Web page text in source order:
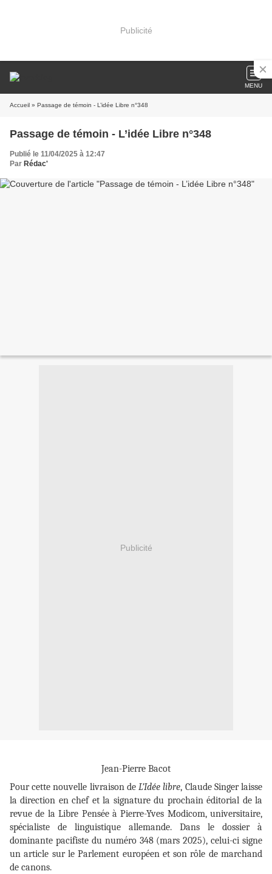
Publicité
MENU
Accueil » Passage de témoin - L’idée Libre n°348
Passage de témoin - L’idée Libre n°348
Publié le 11/04/2025 à 12:47
Par Rédac'
Publicité
Jean-Pierre Bacot
Pour cette nouvelle livraison deL’Idée libre, Claude Singer laisse
la direction en chef et la signature du prochain éditorial de la
revue de la Libre Pensée à Pierre-Yves Modicom, universitaire,
spécialiste de linguistique allemande. Dans le dossier à
dominante pacifiste du numéro 348 (mars 2025), celui-ci signe
un article sur le Parlement européen et son rôle de marchand
de canons.